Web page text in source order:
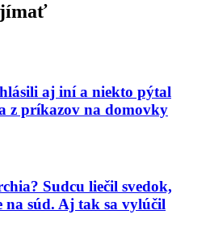
aj iní a niekto pýtal
z príkazov na domovky
Sudcu liečil svedok,
súd. Aj tak sa vylúčil